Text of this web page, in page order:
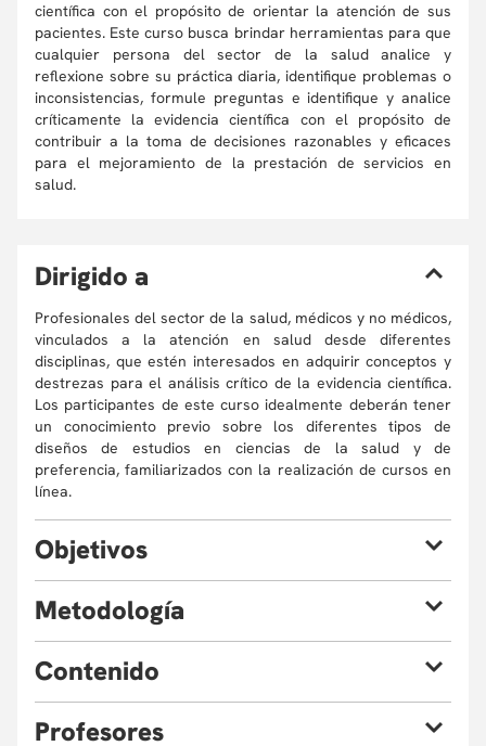
científica con el propósito de orientar la atención de sus
pacientes. Este curso busca brindar herramientas para que
cualquier persona del sector de la salud analice y
reflexione sobre su práctica diaria, identifique problemas o
inconsistencias, formule preguntas e identifique y analice
críticamente la evidencia científica con el propósito de
contribuir a la toma de decisiones razonables y eficaces
para el mejoramiento de la prestación de servicios en
salud.
Dirigido a
Profesionales del sector de la salud, médicos y no médicos,
vinculados a la atención en salud desde diferentes
disciplinas, que estén interesados en adquirir conceptos y
destrezas para el análisis crítico de la evidencia científica.
Los participantes de este curso idealmente deberán tener
un conocimiento previo sobre los diferentes tipos de
diseños de estudios en ciencias de la salud y de
preferencia, familiarizados con la realización de cursos en
línea.
Objetivos
de la salud a hacer un uso eficiente de la evidencia
Metodología
requiere, por cada participante, de al menos dos horas de
desarrollo del taller relacionado con el contenido del
Contenido
Módulo 1.Introducción a la Medicina Basada en la
Profesores